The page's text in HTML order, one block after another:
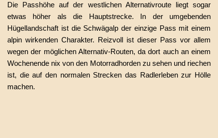
Die Passhöhe auf der westlichen Alternativroute liegt sogar
etwas höher als die Hauptstrecke. In der umgebenden
Hügellandschaft ist die Schwägalp der einzige Pass mit einem
alpin wirkenden Charakter. Reizvoll ist dieser Pass vor allem
wegen der möglichen Alternativ-Routen, da dort auch an einem
Wochenende nix von den Motorradhorden zu sehen und riechen
ist, die auf den normalen Strecken das Radlerleben zur Hölle
machen.